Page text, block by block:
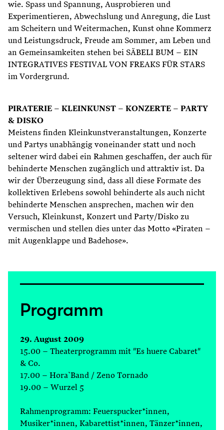
wie. Spass und Spannung, Ausprobieren und
Experimentieren, Abwechslung und Anregung, die Lust
am Scheitern und Weitermachen, Kunst ohne Kommerz
und Leistungsdruck, Freude am Sommer, am Leben und
an Gemeinsamkeiten stehen bei SÄBELI BUM – EIN
INTEGRATIVES FESTIVAL VON FREAKS FÜR STARS
im Vordergrund.
PIRATERIE – KLEINKUNST – KONZERTE – PARTY
& DISKO
Meistens finden Kleinkunstveranstaltungen, Konzerte
und Partys unabhängig voneinander statt und noch
seltener wird dabei ein Rahmen geschaffen, der auch für
behinderte Menschen zugänglich und attraktiv ist. Da
wir der Überzeugung sind, dass all diese Formate des
kollektiven Erlebens sowohl behinderte als auch nicht
behinderte Menschen ansprechen, machen wir den
Versuch, Kleinkunst, Konzert und Party/Disko zu
vermischen und stellen dies unter das Motto «Piraten –
mit Augenklappe und Badehose».
Programm
29. August 2009
15.00 – Theaterprogramm mit "Es huere Cabaret"
& Co.
17.00 – Hora`Band / Zeno Tornado
19.00 – Wurzel 5
Rahmenprogramm: Feuerspucker*innen,
Musiker*innen, Kabarettist*innen, Tänzer*innen,